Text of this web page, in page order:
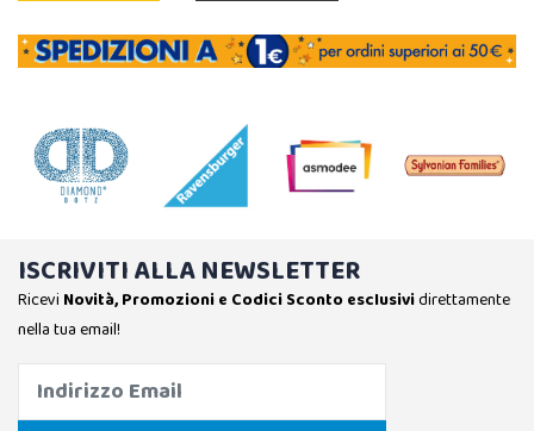
ISCRIVITI ALLA NEWSLETTER
Ricevi Novità, Promozioni e Codici Sconto esclusividirettamente
nella tua email!